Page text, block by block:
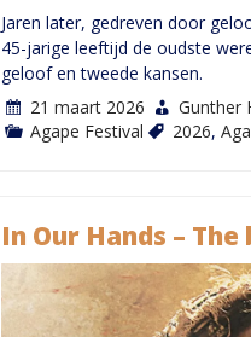
Jaren later, gedreven door
45-jarige leeftijd de oudste
geloof en tweede kansen.
21 maart 2026
Gunther
Agape Festival
2026,
In Our Hands –